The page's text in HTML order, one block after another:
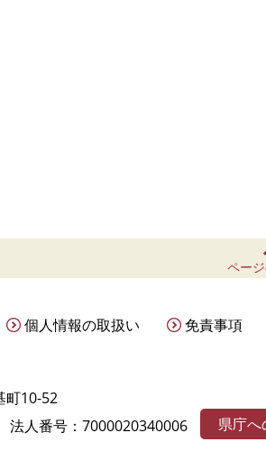
ペー
個人情報の取扱い 免責事項
町10-52
法人番号：7000020340006 県庁へ